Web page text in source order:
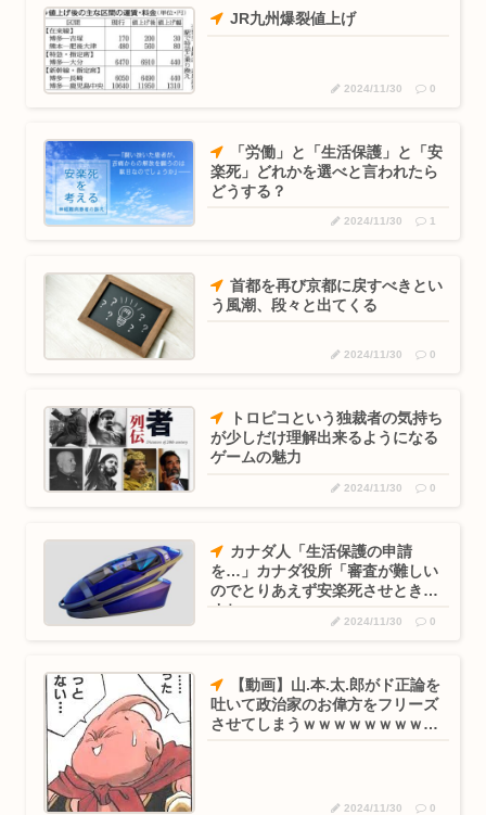
JR九州爆裂値上げ
2024/11/30 0
「労働」と「生活保護」と「安
楽死」どれかを選べと言われたら
どうする？
2024/11/30 1
首都を再び京都に戻すべきとい
う風潮、段々と出てくる
2024/11/30 0
トロピコという独裁者の気持ち
が少しだけ理解出来るようになる
ゲームの魅力
2024/11/30 0
カナダ人「生活保護の申請
を…」カナダ役所「審査が難しい
のでとりあえず安楽死させときま
すね」
2024/11/30 0
【動画】山.本.太.郎がド正論を
吐いて政治家のお偉方をフリーズ
させてしまうｗｗｗｗｗｗｗｗｗ
2024/11/30 0